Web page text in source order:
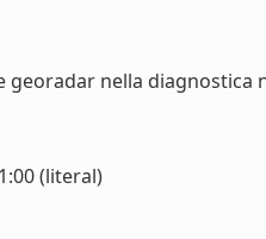
georadar nella
(literal)